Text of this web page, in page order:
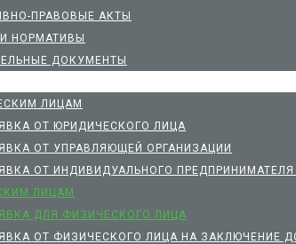
ПРАВОВЫЕ АКТЫ
НОРМАТИВЫ
ДОКУМЕНТЫ
ЛИЦАМ
ОТ ЮРИДИЧЕСКОГО ЛИЦА
ОТ УПРАВЛЯЮЩЕЙ ОРГАНИЗАЦИИ
ОТ ИНДИВИДУАЛЬНОГО
ЛИЦАМ
ДЛЯ ФИЗИЧЕСКОГО ЛИЦА
ОТ ФИЗИЧЕСКОГО ЛИЦА НА ЗАКЛЮЧЕНИЕ